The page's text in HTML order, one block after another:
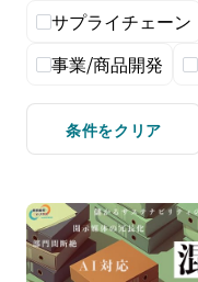
サプライチェーン
事業/商品開発
条件をクリア